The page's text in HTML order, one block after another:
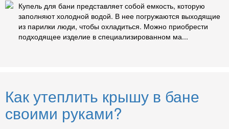
Купель для бани представляет собой емкость, которую
заполняют холодной водой. В нее погружаются выходящие
из парилки люди, чтобы охладиться. Можно приобрести
подходящее изделие в специализированном ма...
Как утеплить крышу в бане
своими руками?